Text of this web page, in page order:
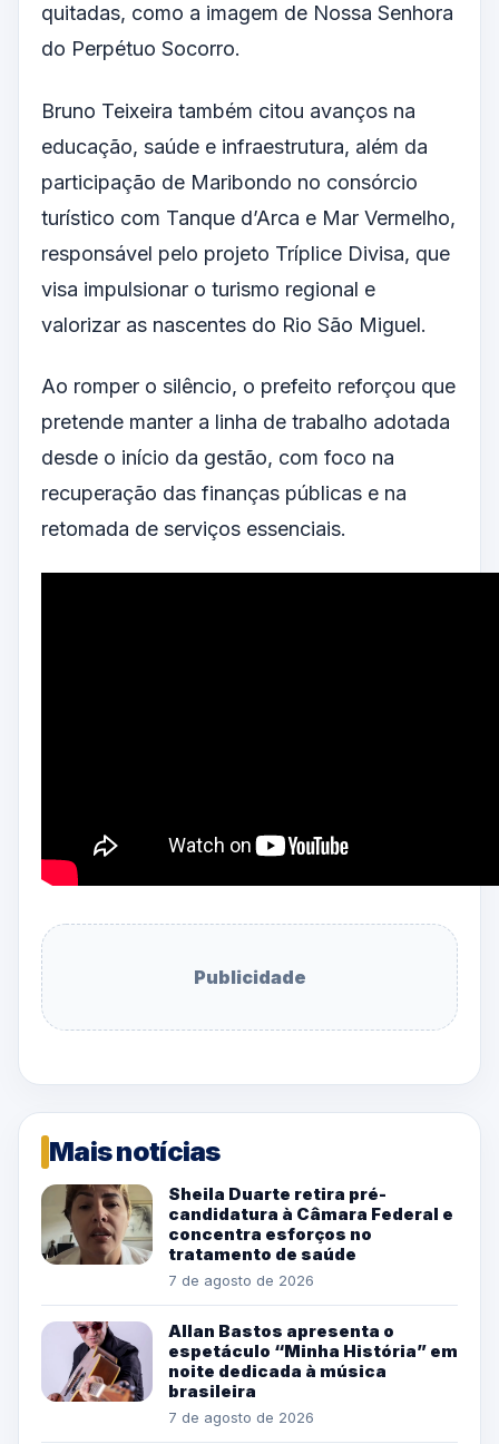
quitadas, como a imagem de Nossa Senhora
do Perpétuo Socorro.
Bruno Teixeira também citou avanços na
educação, saúde e infraestrutura, além da
participação de Maribondo no consórcio
turístico com Tanque d’Arca e Mar Vermelho,
responsável pelo projeto Tríplice Divisa, que
visa impulsionar o turismo regional e
valorizar as nascentes do Rio São Miguel.
Ao romper o silêncio, o prefeito reforçou que
pretende manter a linha de trabalho adotada
desde o início da gestão, com foco na
recuperação das finanças públicas e na
retomada de serviços essenciais.
Publicidade
Mais notícias
Sheila Duarte retira pré-
candidatura à Câmara Federal e
concentra esforços no
tratamento de saúde
7 de agosto de 2026
Allan Bastos apresenta o
espetáculo “Minha História” em
noite dedicada à música
brasileira
7 de agosto de 2026